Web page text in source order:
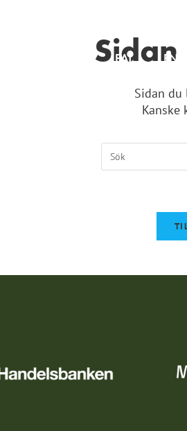
EAT
Sidan
Kanske